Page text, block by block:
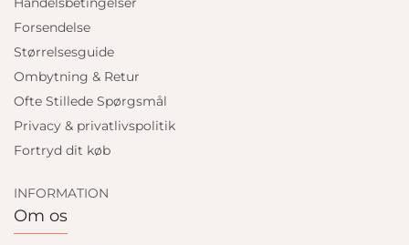
Forsendelse
Størrelsesguide
Ombytning & Retur
Ofte Stillede Spørgsmål
Privacy & privatlivspolitik
Fortryd dit køb
INFORMATION
Om os